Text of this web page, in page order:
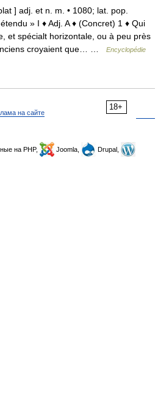
] adj. et n. m. • 1080; lat. pop.
» I ♦ Adj. A ♦ (Concret) 1 ♦ Qui
et spécialt horizontale, ou à peu près
croyaient que… …
Encyclopédie
18+
на сайте
на PHP, Joomla,
Drupal,